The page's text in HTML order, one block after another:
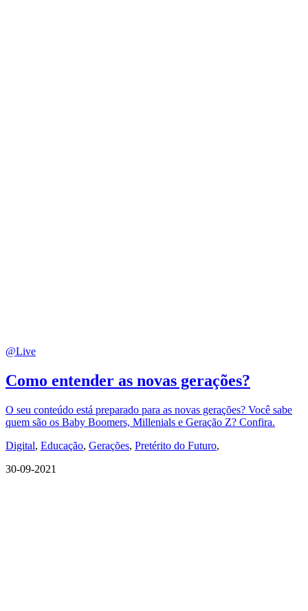
@Live
Como entender as novas gerações?
O seu conteúdo está preparado para as novas gerações? Você sabe
quem são os Baby Boomers, Millenials e Geração Z? Confira.
Digital, Educação, Gerações, Pretérito do Futuro,
30-09-2021